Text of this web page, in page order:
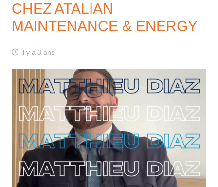
CHEZ ATALIAN
MAINTENANCE & ENERGY
il y a 3 ans